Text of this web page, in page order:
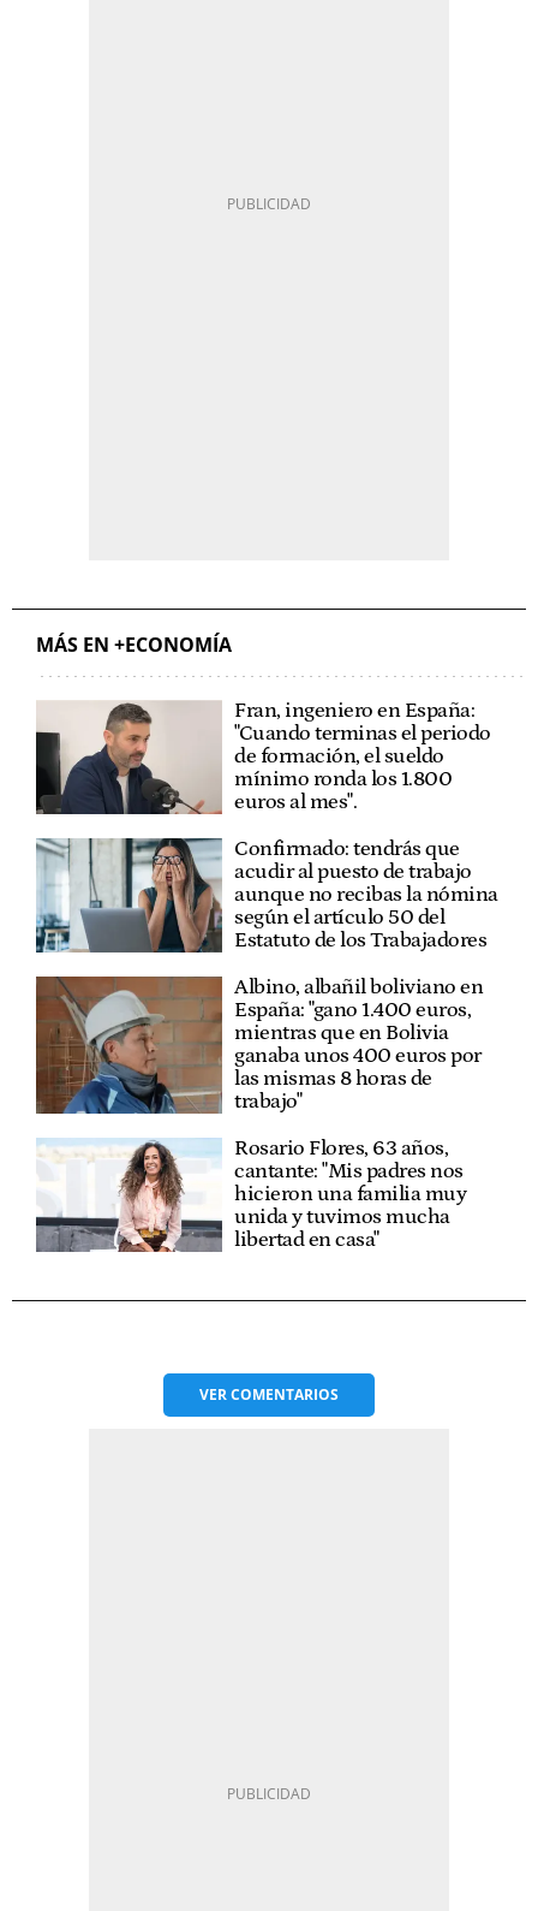
MÁS EN +ECONOMÍA
Fran, ingeniero en España:
"Cuando terminas el periodo
de formación, el sueldo
mínimo ronda los 1.800
euros al mes".
Confirmado: tendrás que
acudir al puesto de trabajo
aunque no recibas la nómina
según el artículo 50 del
Estatuto de los Trabajadores
Albino, albañil boliviano en
España: "gano 1.400 euros,
mientras que en Bolivia
ganaba unos 400 euros por
las mismas 8 horas de
trabajo"
Rosario Flores, 63 años,
cantante: "Mis padres nos
hicieron una familia muy
unida y tuvimos mucha
libertad en casa"
VERCOMENTARIOS